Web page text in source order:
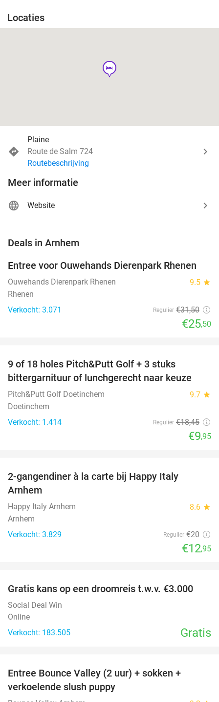
Locaties
hotel
Plaine
Route de Salm 724
Routebeschrijving
Meer informatie
Website
Deals in Arnhem
19%
Entree voor Ouwehands Dierenpark Rhenen
Ouwehands Dierenpark Rhenen 9.5 star
Rhenen
Verkocht: 3.071
Regulier €31,50
€25,50
9 of 18 holes Pitch&Putt Golf + 3 stuks
bittergarnituur of lunchgerecht naar keuze
Pitch&Putt Golf Doetinchem 9.7 star
Doetinchem
Verkocht: 1.414
Regulier €18,45
€9,95
2-gangendiner à la carte bij Happy Italy
Arnhem
Happy Italy Arnhem 8.6 star
Arnhem
Verkocht: 3.829
Regulier €20
€12,95
Gratis kans op een droomreis t.w.v. €3.000
Social Deal Win
Online
Verkocht: 183.505
Gratis
Entree Bounce Valley (2 uur) + sokken +
verkoelende slush puppy